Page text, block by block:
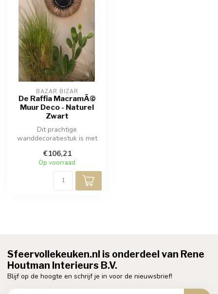
BAZAR BIZAR
De Raffia MacramÃ©
Muur Deco - Naturel
Zwart
Dit prachtige
wanddecoratiestuk is met
katoenen macram...
€106,21
Op voorraad
Sfeervollekeuken.nl is onderdeel van Rene
Houtman Interieurs B.V.
Blijf op de hoogte en schrijf je in voor de nieuwsbrief!